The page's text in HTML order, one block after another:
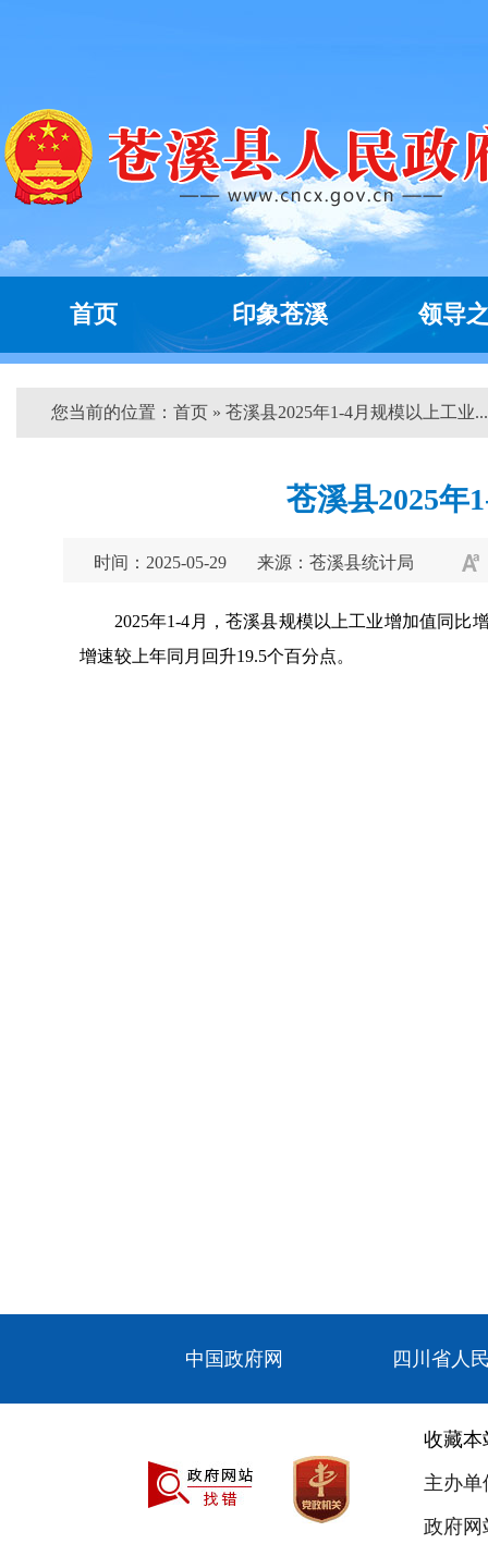
首页 印象苍溪 领导
您当前的位置： 首页 » 苍溪县2025年1-4月规模以上工业
苍溪县2025年
时间：2025-05-29 来源：苍溪县统计局
2025年1-4月，苍溪县规模以上工业增加值同比
增速较上年同月回升19.5个百分点。
中国政府网 四川省人
收藏本
主办
政府网